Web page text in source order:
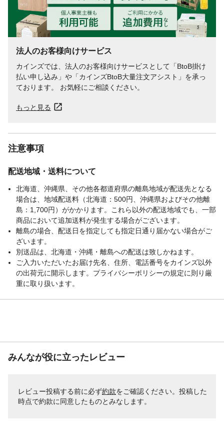
法人のお客様向けサービス
カインズでは、法人のお客様向けサービスとして「BtoB掛け
払い申し込み」や「カインズBtoB大量注文アシスト」を承っ
ております。 お気軽にご相談ください。
もっと見る
注意事項
配送地域・送料について
北海道、沖縄県、その他各都道府県の離島地域が配送先となる
場合は、地域配送料（北海道：500円、沖縄県およびその他離
島：1,700円）がかかります。これら以外の配送地域でも、一部
商品において追加送料が発生する場合がございます。
離島の場合、配送日を指定しても指定日通り届かない場合がご
ざいます。
別送品は、北海道・沖縄・離島への配送は致しかねます。
ご入力いただいたお届け先名、住所、電話番号をカインズ以外
の出荷元に開示します。プライバシーポリシーの規定に則り厳
重に取り扱います。
みんなが役に立ったレビュー
レビュー投稿する前に必ず約款をご確認ください。投稿した
時点で約款に同意したものとみなします。